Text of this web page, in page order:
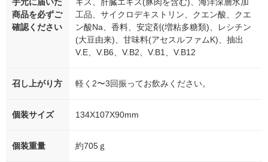
手元に届いた
商品を必ずご
確認ください
キス、肝臓エキス(豚肉を含む)、海洋深層水加
工品、サイクロデキストリン、クエン酸、クエ
ン酸Na、香料、安定剤(増粘多糖類)、レシチン
(大豆由来)、甘味料(アセスルファムK)、抽出
V.E、V.B6、V.B2、V.B1、V.B12
召し上がり方 軽く2〜3回振ってお飲みください。
個装サイズ 134X107X90mm
個装重量 約705ｇ